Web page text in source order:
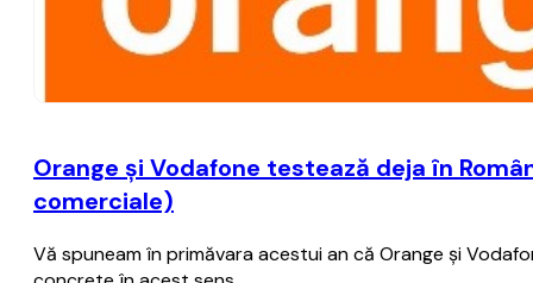
Orange şi Vodafone testează deja în
comerciale)
Vă spuneam în primăvara acestui an că Orange şi